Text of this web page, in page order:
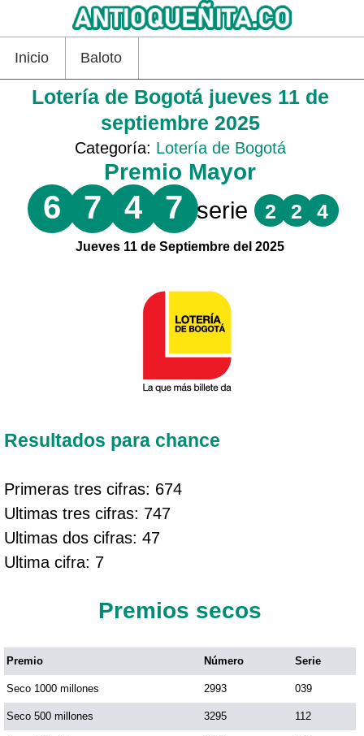
Inicio Baloto
Lotería de Bogotá jueves 11 de
septiembre 2025
Categoría: Lotería de Bogotá
Premio Mayor
6 7 4 7 serie 2 2 4
Jueves 11 de Septiembre del 2025
Resultados para chance
Primeras tres cifras: 674
Ultimas tres cifras: 747
Ultimas dos cifras: 47
Ultima cifra: 7
Premios secos
Premio Número Serie
Seco 1000 millones 2993 039
Seco 500 millones 3295 112